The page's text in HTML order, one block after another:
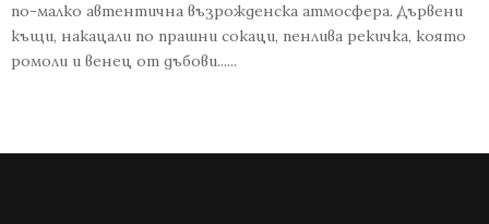
по-малко автентична възрожденска атмосфера. Дървени
къщи, накацали по прашни сокаци, пенлива рекичка, която
ромоли и венец от дъбови......